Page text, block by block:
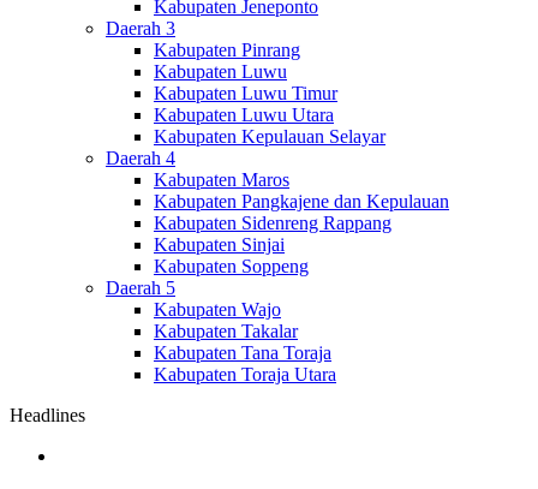
Kabupaten Jeneponto
Daerah 3
Kabupaten Pinrang
Kabupaten Luwu
Kabupaten Luwu Timur
Kabupaten Luwu Utara
Kabupaten Kepulauan Selayar
Daerah 4
Kabupaten Maros
Kabupaten Pangkajene dan Kepulauan
Kabupaten Sidenreng Rappang
Kabupaten Sinjai
Kabupaten Soppeng
Daerah 5
Kabupaten Wajo
Kabupaten Takalar
Kabupaten Tana Toraja
Kabupaten Toraja Utara
Headlines